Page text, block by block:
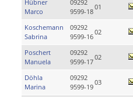
Hübner
Marco
09292
9599-18
01
Koschemann
Sabrina
09292
9599-16
02
Poschert
Manuela
09292
9599-17
02
Döhla
Marina
09292
9599-19
03